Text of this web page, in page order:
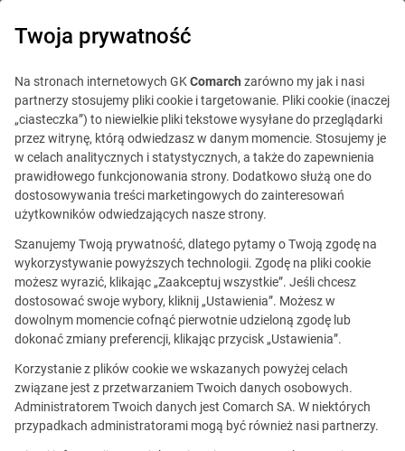
Ta oferta jest już
nieaktualna.
Zobacz podobne oferty
Twoja prywatność
Na stronach internetowych GKComarch zarówno my jak i nasi
partnerzy stosujemy pliki cookie i targetowanie. Pliki cookie (inaczej
„ciasteczka”) to niewielkie pliki tekstowe wysyłane do przeglądarki
przez witrynę, którą odwiedzasz w danym momencie. Stosujemy je
w celach analitycznych i statystycznych, a także do zapewnienia
prawidłowego funkcjonowania strony. Dodatkowo służą one do
dostosowywania treści marketingowych do zainteresowań
użytkowników odwiedzających nasze strony.
Szanujemy Twoją prywatność, dlatego pytamy o Twoją zgodę na
wykorzystywanie powyższych technologii. Zgodę na pliki cookie
możesz wyrazić, klikając „Zaakceptuj wszystkie”. Jeśli chcesz
dostosować swoje wybory, kliknij „Ustawienia”. Możesz w
dowolnym momencie cofnąć pierwotnie udzieloną zgodę lub
dokonać zmiany preferencji, klikając przycisk „Ustawienia”.
Korzystanie z plików cookie we wskazanych powyżej celach
związane jest z przetwarzaniem Twoich danych osobowych.
Administratorem Twoich danych jest Comarch SA. W niektórych
przypadkach administratorami mogą być również nasi partnerzy.